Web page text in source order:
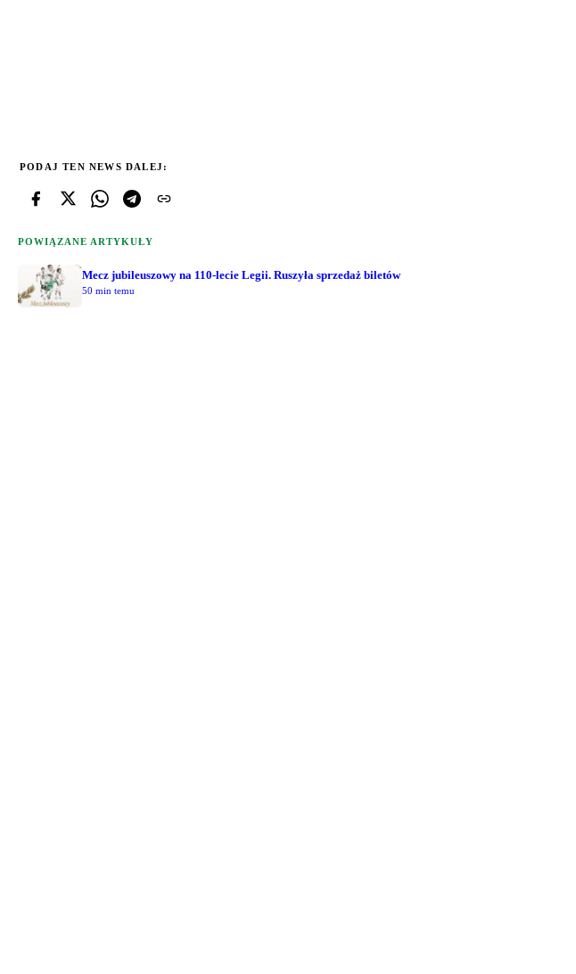
PODAJ TEN NEWS DALEJ:
POWIĄZANE ARTYKUŁY
Mecz jubileuszowy na 110-lecie Legii. Ruszyła sprzedaż biletów
50 min temu